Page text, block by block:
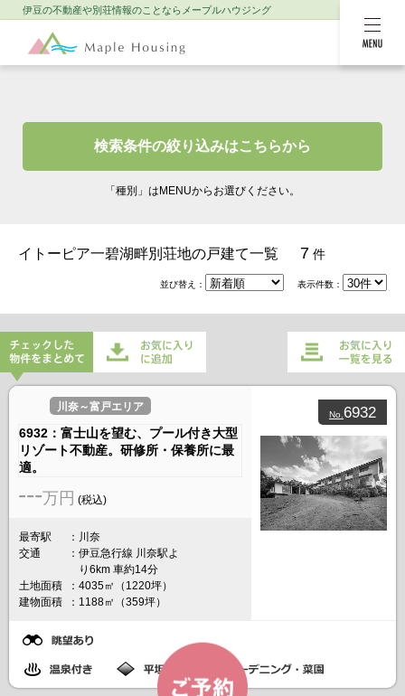
伊豆の不動産や別荘情報のことなら メープルハウジング
検索条件の絞り込みはこちらから
「種別」はMENUからお選びください。
イトーピア一碧湖畔別荘地の戸建て一覧 7 件
並び替え： 表示件数：
チェックした物件をまとめてお
気に入りに追加
お気に入り一覧を
No. 6932
川奈～富戸エリア
6932：富士山を望む、プール付き大型
リゾート不動産。研修所・保養所に最
適。
---万円 (税込)
最寄駅
川奈
交通
伊豆急行線 川奈駅よ
り6km 車約14分
土地面積
4035㎡（1220坪）
建物面積
1188㎡（359坪）